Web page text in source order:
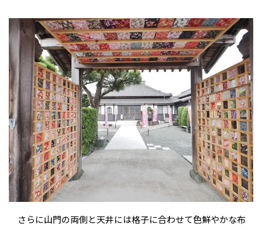
さらに山門の両側と天井には格子に合わせて色鮮やかな布